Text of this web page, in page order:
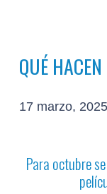
QUÉ
17 marzo, 2025
Para octubre